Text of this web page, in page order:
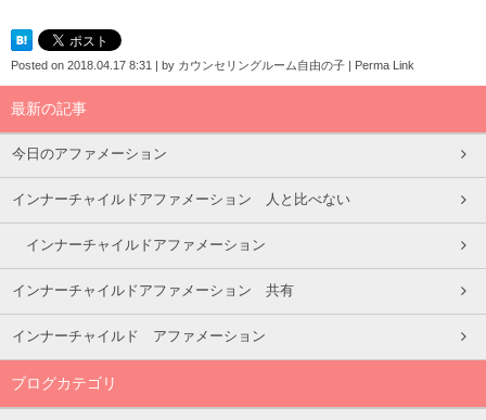
Posted on 2018.04.17 8:31 | by カウンセリングルーム自由の子 | Perma Link
最新の記事
今日のアファメーション
インナーチャイルドアファメーション 人と比べない
インナーチャイルドアファメーション
インナーチャイルドアファメーション 共有
インナーチャイルド アファメーション
ブログカテゴリ